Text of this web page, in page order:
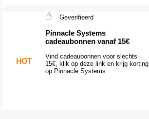
HOT
Geverifieerd
Pinnacle Systems
cadeaubonnen vanaf 15€
Vind cadeaubonnen voor slechts
15€, klik op deze link en krijg korting
op Pinnacle Systems